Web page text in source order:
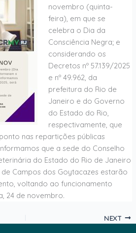
novembro (quinta-
feira), em que se
celebra o Dia da
Consciência Negra; e
considerando os
Decretos nº 57.139/2025
e nº 49.962, da
prefeitura do Rio de
Janeiro e do Governo
do Estado do Rio,
respectivamente, que
nas repartições públicas
que a sede do Conselho
do Estado do Rio de Janeiro
de Campos dos Goytacazes estarão
voltando ao funcionamento
24 de novembro.
NEXT